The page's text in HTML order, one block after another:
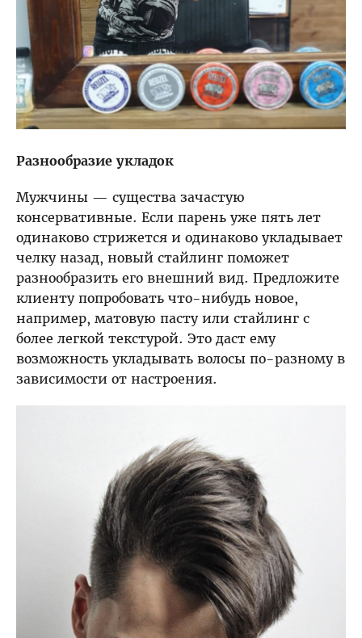
Разнообразие укладок
Мужчины — существа зачастую
консервативные. Если парень уже пять лет
одинаково стрижется и одинаково укладывает
челку назад, новый стайлинг поможет
разнообразить его внешний вид. Предложите
клиенту попробовать что-нибудь новое,
например, матовую пасту или стайлинг с
более легкой текстурой. Это даст ему
возможность укладывать волосы по-разному в
зависимости от настроения.